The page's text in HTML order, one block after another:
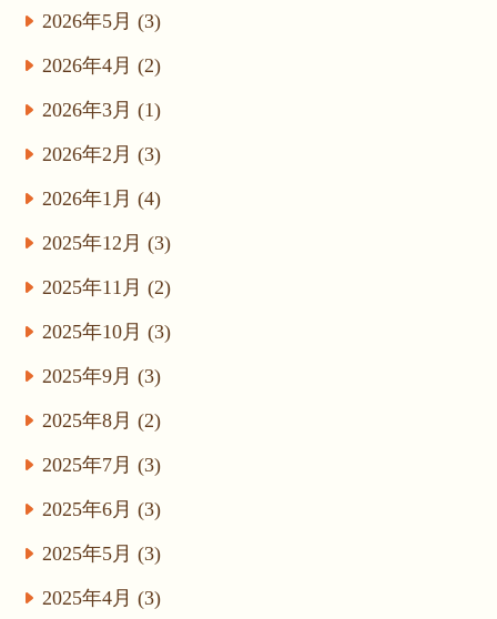
2026年5月 (3)
2026年4月 (2)
2026年3月 (1)
2026年2月 (3)
2026年1月 (4)
2025年12月 (3)
2025年11月 (2)
2025年10月 (3)
2025年9月 (3)
2025年8月 (2)
2025年7月 (3)
2025年6月 (3)
2025年5月 (3)
2025年4月 (3)